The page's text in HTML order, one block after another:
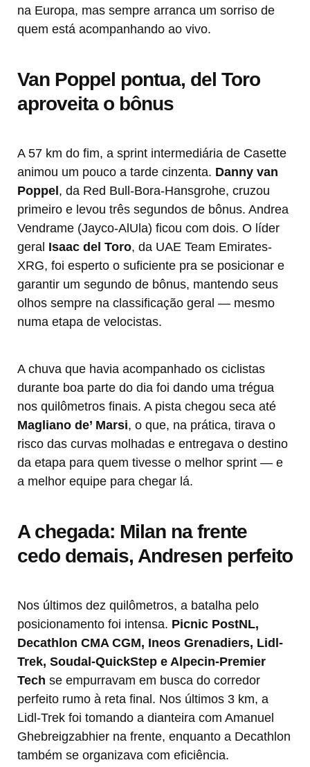
na Europa, mas sempre arranca um sorriso de
quem está acompanhando ao vivo.
Van Poppel pontua, del Toro
aproveita o bônus
A 57 km do fim, a sprint intermediária de Casette
animou um pouco a tarde cinzenta. Danny van
Poppel , da Red Bull-Bora-Hansgrohe, cruzou
primeiro e levou três segundos de bônus. Andrea
Vendrame (Jayco-AlUla) ficou com dois. O líder
geral Isaac del Toro, da UAE Team Emirates-
XRG, foi esperto o suficiente pra se posicionar e
garantir um segundo de bônus, mantendo seus
olhos sempre na classificação geral — mesmo
numa etapa de velocistas.
A chuva que havia acompanhado os ciclistas
durante boa parte do dia foi dando uma trégua
nos quilômetros finais. A pista chegou seca até
Magliano de’ Marsi, o que, na prática, tirava o
risco das curvas molhadas e entregava o destino
da etapa para quem tivesse o melhor sprint — e
a melhor equipe para chegar lá.
A chegada: Milan na frente
cedo demais, Andresen perfeito
Nos últimos dez quilômetros, a batalha pelo
posicionamento foi intensa. Picnic PostNL,
Decathlon CMA CGM, Ineos Grenadiers, Lidl-
Trek, Soudal-QuickStep e Alpecin-Premier
Tech se empurravam em busca do corredor
perfeito rumo à reta final. Nos últimos 3 km, a
Lidl-Trek foi tomando a dianteira com Amanuel
Ghebreigzabhier na frente, enquanto a Decathlon
também se organizava com eficiência.